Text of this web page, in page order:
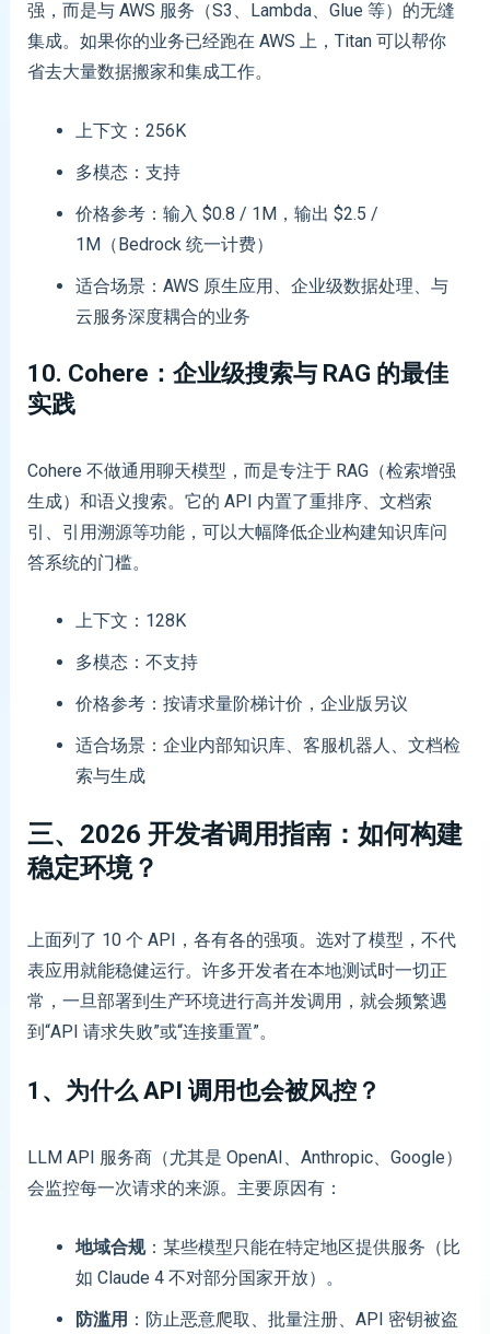
强，而是与 AWS 服务（S3、Lambda、Glue 等）的无缝
集成。如果你的业务已经跑在 AWS 上，Titan 可以帮你
省去大量数据搬家和集成工作。
上下文：256K
多模态：支持
价格参考：输入 $0.8 / 1M，输出 $2.5 /
1M（Bedrock 统一计费）
适合场景：AWS 原生应用、企业级数据处理、与
云服务深度耦合的业务
10. Cohere：企业级搜索与 RAG 的最佳
实践
Cohere 不做通用聊天模型，而是专注于 RAG（检索增强
生成）和语义搜索。它的 API 内置了重排序、文档索
引、引用溯源等功能，可以大幅降低企业构建知识库问
答系统的门槛。
上下文：128K
多模态：不支持
价格参考：按请求量阶梯计价，企业版另议
适合场景：企业内部知识库、客服机器人、文档检
索与生成
三、 2026 开发者调用指南：如何构建
稳定环境？
上面列了 10 个 API，各有各的强项。选对了模型，不代
表应用就能稳健运行。许多开发者在本地测试时一切正
常，一旦部署到生产环境进行高并发调用，就会频繁遇
到“API 请求失败”或“连接重置”。
1、 为什么 API 调用也会被风控？
LLM API 服务商（尤其是 OpenAI、Anthropic、Google）
会监控每一次请求的来源。主要原因有：
地域合规：某些模型只能在特定地区提供服务（比
如 Claude 4 不对部分国家开放）。
防滥用 ：防止恶意爬取、批量注册、API 密钥被盗